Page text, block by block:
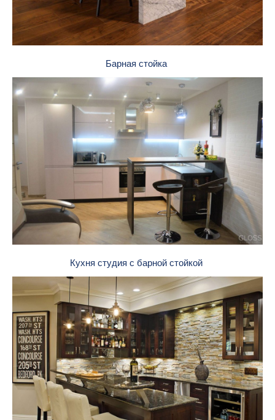
Барная стойка
Кухня студия с барной стойкой